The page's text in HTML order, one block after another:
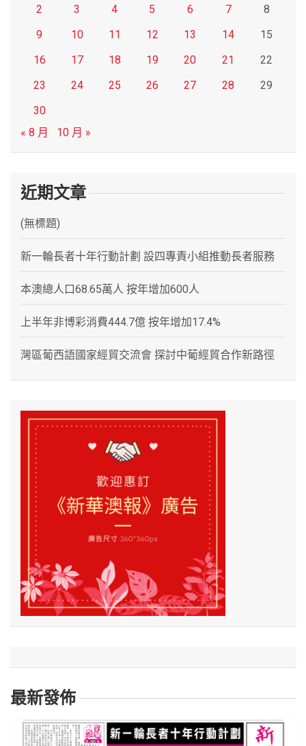
2 3 4 5 6 7
8
9
10 11 12 13 14
15
16
17 18 19 20 21
22
23
24 25 26 27 28
29
30
« 8 月
10 月 »
近期文章
(無標題)
新一輪長者十年行動計劃 設四專責小組推動長者服務
本澳總人口68.65萬人 按年增加600人
上半年非博彩消費444.7億 按年增加17.4%
灣區葡西語國家經貿交流會 探討中葡經貿合作新路徑
最新發佈